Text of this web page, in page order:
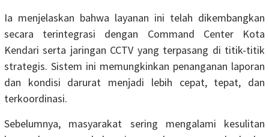
Ia menjelaskan bahwa layanan ini telah dikembangkan
secara terintegrasi dengan Command Center Kota
Kendari serta jaringan CCTV yang terpasang di titik-titik
strategis. Sistem ini memungkinkan penanganan laporan
dan kondisi darurat menjadi lebih cepat, tepat, dan
terkoordinasi.
Sebelumnya, masyarakat sering mengalami kesulitan